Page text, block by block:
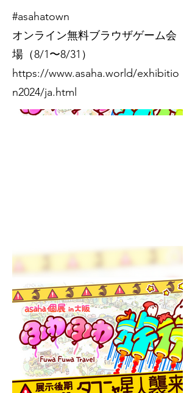
#asahatown
オンライン無料ブラウザゲーム会
場（8/1〜8/31）
https://www.asaha.world/exhibitio
n2024/ja.html